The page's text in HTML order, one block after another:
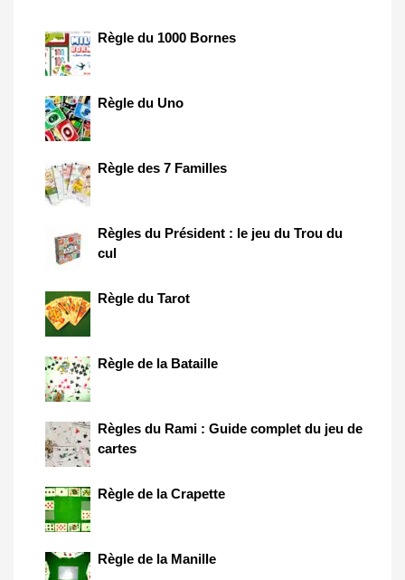
Règle du 1000 Bornes
Règle du Uno
Règle des 7 Familles
Règles du Président : le jeu du Trou du
cul
Règle du Tarot
Règle de la Bataille
Règles du Rami : Guide complet du jeu de
cartes
Règle de la Crapette
Règle de la Manille